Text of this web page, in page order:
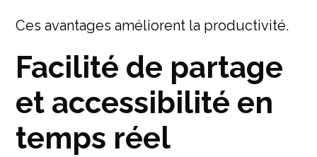
Ces avantages améliorent la productivité.
Facilité de partage
et accessibilité en
temps réel